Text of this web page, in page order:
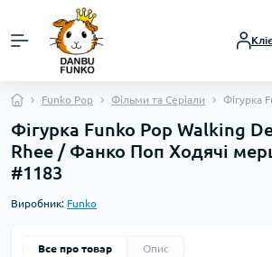
Funko Pop Фільми та Серіали Фігурка
Фігурка Funko Pop Walking
Rhee / Фанко Поп Ходячі
#1183
Виробник: Funko
Все про товар Опис